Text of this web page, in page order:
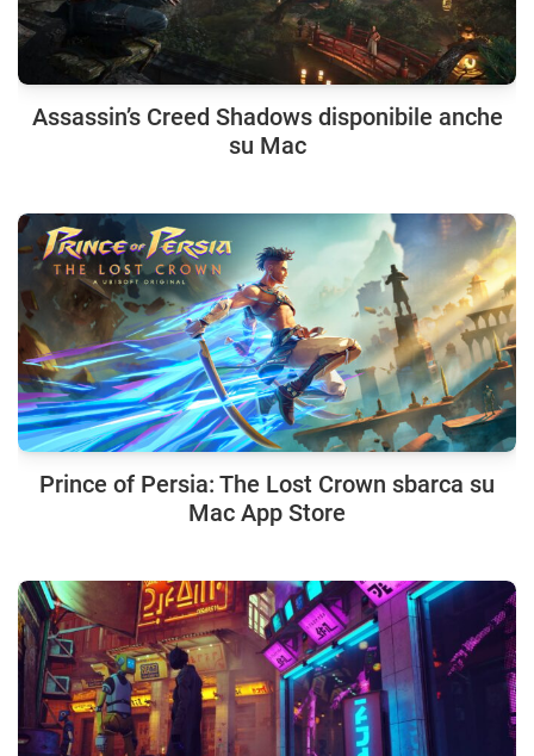
Assassin’s Creed Shadows disponibile anche
su Mac
Prince of Persia: The Lost Crown sbarca su
Mac App Store